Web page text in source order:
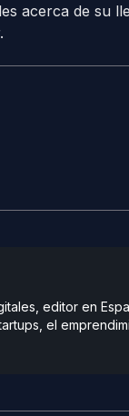
acerca de su
editor en
el